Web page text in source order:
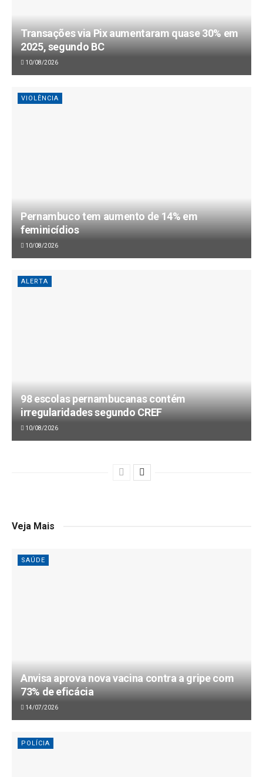
Transações via Pix aumentaram quase 30% em
2025, segundo BC
10/08/2026
VIOLÊNCIA
Pernambuco tem aumento de 14% em
feminicídios
10/08/2026
ALERTA
98 escolas pernambucanas contém
irregularidades segundo CREF
10/08/2026
Veja Mais
SAÚDE
Anvisa aprova nova vacina contra a gripe com
73% de eficácia
14/07/2026
POLÍCIA